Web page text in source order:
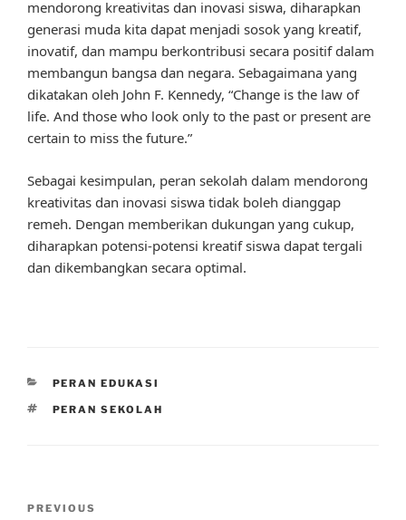
mendorong kreativitas dan inovasi siswa, diharapkan
generasi muda kita dapat menjadi sosok yang kreatif,
inovatif, dan mampu berkontribusi secara positif dalam
membangun bangsa dan negara. Sebagaimana yang
dikatakan oleh John F. Kennedy, “Change is the law of
life. And those who look only to the past or present are
certain to miss the future.”
Sebagai kesimpulan, peran sekolah dalam mendorong
kreativitas dan inovasi siswa tidak boleh dianggap
remeh. Dengan memberikan dukungan yang cukup,
diharapkan potensi-potensi kreatif siswa dapat tergali
dan dikembangkan secara optimal.
CATEGORIES
PERAN EDUKASI
TAGS
PERAN SEKOLAH
Previous
PREVIOUS